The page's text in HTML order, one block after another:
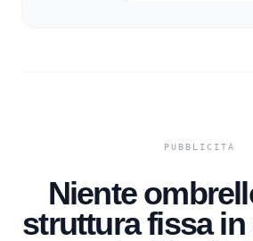
Niente
struttura fissa in